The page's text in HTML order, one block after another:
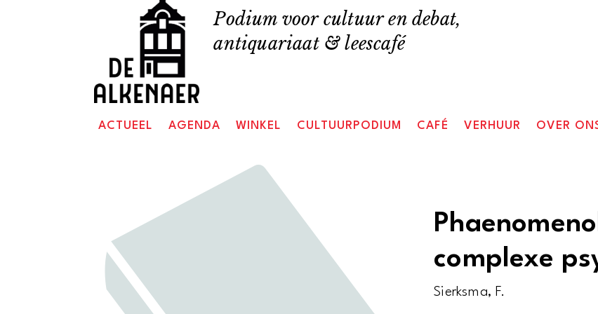
Podium voor cultuur en debat,
antiquariaat & leescafé
ACTUEEL AGENDA WINKEL CULTUURPODIUM CAFÉ VERHUUR OVER
complexe
Sierksma, F.